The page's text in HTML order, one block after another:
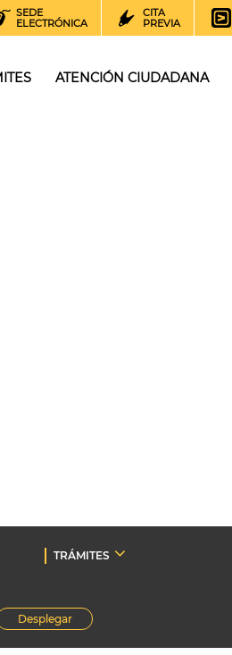
SEDE
ELECTRÓNICA
CITA
PREVIA
ATENCIÓN CIUDADANA
TRÁMITES
Desplegar